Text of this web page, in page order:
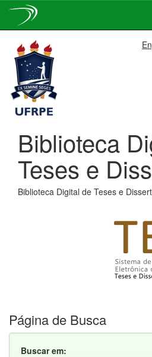
navigation
Biblioteca
Teses e
Biblioteca Digital de Teses e
Página de Busca
Buscar em: